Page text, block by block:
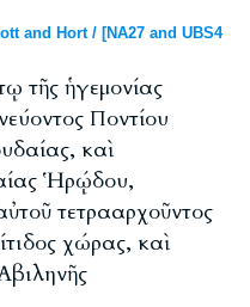
and Hort / [NA27 and UBS4
τῆς ἡγεμονίας
Ποντίου
καὶ
Ἡρῴδου,
τετρααρχοῦντος
χώρας, καὶ